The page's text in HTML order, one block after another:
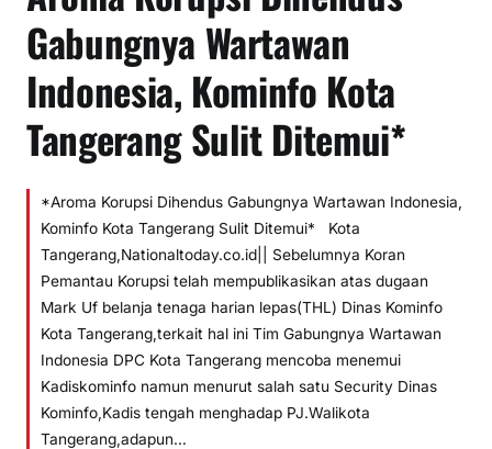
Gabungnya Wartawan
Indonesia, Kominfo Kota
Tangerang Sulit Ditemui*
*Aroma Korupsi Dihendus Gabungnya Wartawan Indonesia,
Kominfo Kota Tangerang Sulit Ditemui* Kota
Tangerang,Nationaltoday.co.id|| Sebelumnya Koran
Pemantau Korupsi telah mempublikasikan atas dugaan
Mark Uf belanja tenaga harian lepas(THL) Dinas Kominfo
Kota Tangerang,terkait hal ini Tim Gabungnya Wartawan
Indonesia DPC Kota Tangerang mencoba menemui
Kadiskominfo namun menurut salah satu Security Dinas
Kominfo,Kadis tengah menghadap PJ.Walikota
Tangerang,adapun…